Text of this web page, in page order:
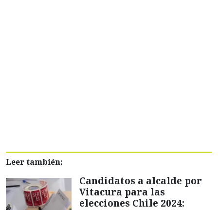
Leer también:
Candidatos a alcalde por
Vitacura para las
elecciones Chile 2024: